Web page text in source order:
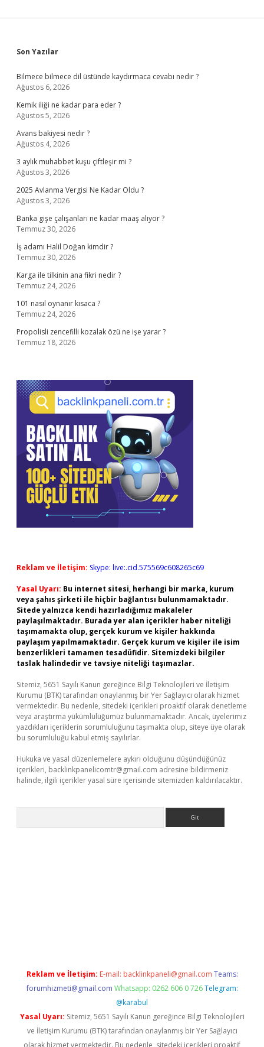
Sidebar
Son Yazılar
Bilmece bilmece dil üstünde kaydırmaca cevabı nedir ?
Ağustos 6, 2026
Kemik iliği ne kadar para eder ?
Ağustos 5, 2026
Avans bakiyesi nedir ?
Ağustos 4, 2026
3 aylık muhabbet kuşu çiftleşir mi ?
Ağustos 3, 2026
2025 Avlanma Vergisi Ne Kadar Oldu ?
Ağustos 3, 2026
Banka gişe çalışanları ne kadar maaş alıyor ?
Temmuz 30, 2026
İş adamı Halil Doğan kimdir ?
Temmuz 30, 2026
Karga ile tilkinin ana fikri nedir ?
Temmuz 24, 2026
101 nasıl oynanır kısaca ?
Temmuz 24, 2026
Propolisli zencefilli kozalak özü ne işe yarar ?
Temmuz 18, 2026
Reklam ve İletişim: Skype: live:.cid.575569c608265c69
Yasal Uyarı: Bu internet sitesi, herhangi bir marka, kurum
veya şahıs şirketi ile hiçbir bağlantısı bulunmamaktadır.
Sitede yalnızca kendi hazırladığımız makaleler
paylaşılmaktadır. Burada yer alan içerikler haber niteliği
taşımamakta olup, gerçek kurum ve kişiler hakkında
paylaşım yapılmamaktadır. Gerçek kurum ve kişiler ile isim
benzerlikleri tamamen tesadüfidir. Sitemizdeki bilgiler
taslak halindedir ve tavsiye niteliği taşımazlar.
Sitemiz, 5651 Sayılı Kanun gereğince Bilgi Teknolojileri ve İletişim
Kurumu (BTK) tarafından onaylanmış bir Yer Sağlayıcı olarak hizmet
vermektedir. Bu nedenle, sitedeki içerikleri proaktif olarak denetleme
veya araştırma yükümlülüğümüz bulunmamaktadır. Ancak, üyelerimiz
yazdıkları içeriklerin sorumluluğunu taşımakta olup, siteye üye olarak
bu sorumluluğu kabul etmiş sayılırlar.
Hukuka ve yasal düzenlemelere aykırı olduğunu düşündüğünüz
içerikleri, backlinkpanelicomtr@gmail.com adresine bildirmeniz
halinde, ilgili içerikler yasal süre içerisinde sitemizden kaldırılacaktır.
Reklam ve İletişim: E-mail: backlinkpaneli@gmail.com Teams:
forumhizmeti@gmail.com Whatsapp: 0262 606 0 726 Telegram:
@karabul
Yasal Uyarı: Sitemiz, 5651 Sayılı Kanun gereğince Bilgi Teknolojileri
ve İletişim Kurumu (BTK) tarafından onaylanmış bir Yer Sağlayıcı
olarak hizmet vermektedir. Bu nedenle, sitedeki içerikleri proaktif